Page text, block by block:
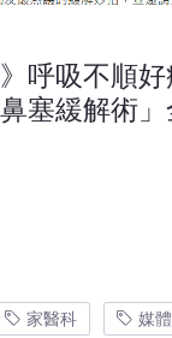
呼吸不順
塞緩解術」
家醫科 媒